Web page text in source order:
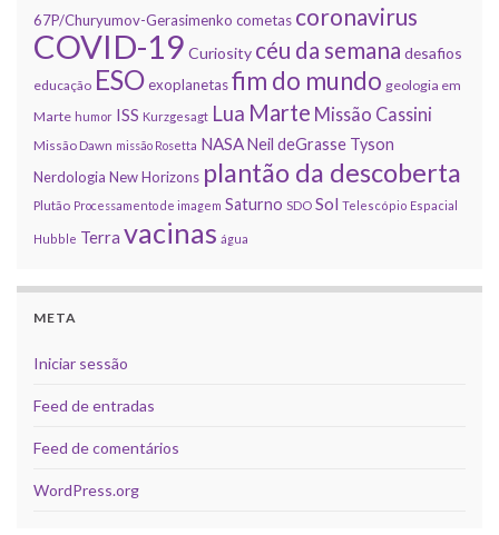
67P/Churyumov-Gerasimenko cometas coronavirus
COVID-19 Curiosity céu da semana desafios
educação ESOexoplanetasfim do mundo geologia em
Marte humor ISS Kurzgesagt Lua Marte Missão Cassini
Missão Dawn missão Rosetta NASANeil deGrasse Tyson
Nerdologia New Horizons plantão da descoberta
Plutão Processamento de imagem Saturno SDO Sol Telescópio Espacial
Hubble Terra vacinas água
META
Iniciar sessão
Feed de entradas
Feed de comentários
WordPress.org